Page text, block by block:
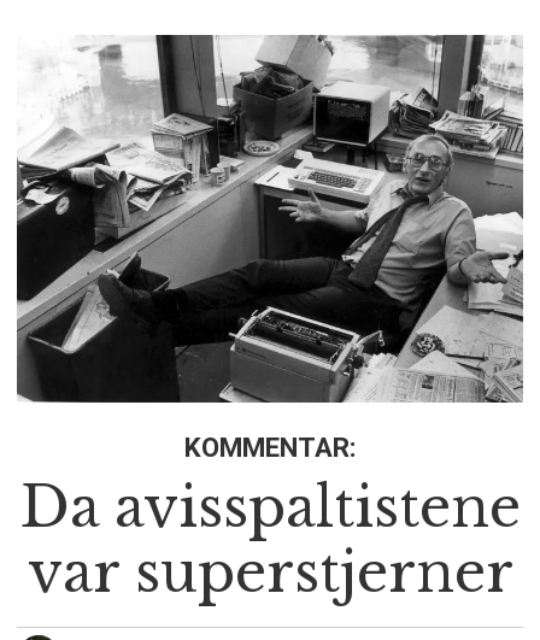
KOMMENTAR:
Da avisspaltistene
var superstjerner